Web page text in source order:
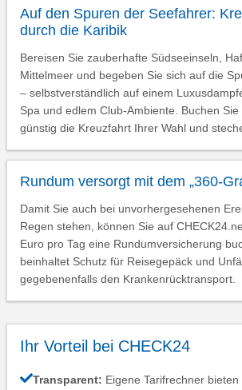
Auf den Spuren der Seefahrer:
durch die Karibik
Bereisen Sie zauberhafte Südseeinseln,
Mittelmeer und begeben Sie sich auf die
– selbstverständlich auf einem
Spa und edlem Club-Ambiente. Buchen
günstig die Kreuzfahrt Ihrer Wahl und
Rundum versorgt mit dem „360-
Damit Sie auch bei unvorhergesehenen
Regen stehen, können Sie auf
Euro pro Tag eine Rundumversicherung
beinhaltet Schutz für Reisegepäck und
gegebenenfalls den Krankenrücktransport.
Ihr Vorteil bei CHECK24
Transparent: Eigene Tarifrechner